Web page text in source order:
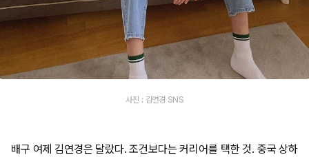
사진 : 김연경 SNS
배구 여제 김연경은 달랐다. 조건보다는 커리어를 택한 것. 중국 상하